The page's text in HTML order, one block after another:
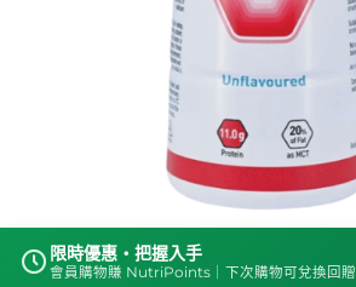
限時優惠・把握入手
會員購物賺 NutriPoints｜下次購物可兌換回贈